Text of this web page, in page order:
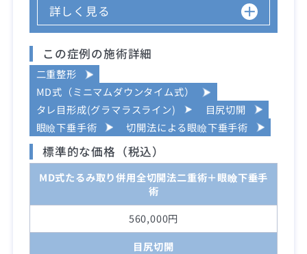
詳しく見る
この症例の施術詳細
二重整形
MD式（ミニマムダウンタイム式）
タレ目形成(グラマラスライン)
目尻切開
眼瞼下垂手術
切開法による眼瞼下垂手術
標準的な価格（税込）
MD式たるみ取り併用全切開法二重術＋眼瞼下垂手
術
560,000円
目尻切開